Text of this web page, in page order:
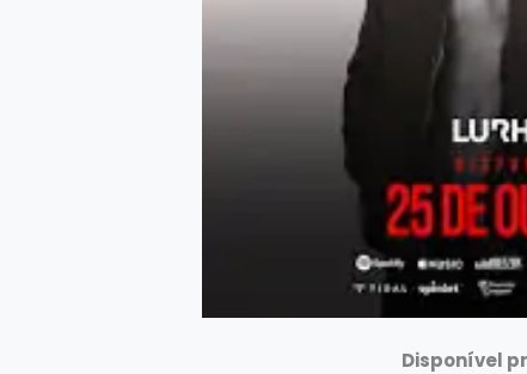
Disponível